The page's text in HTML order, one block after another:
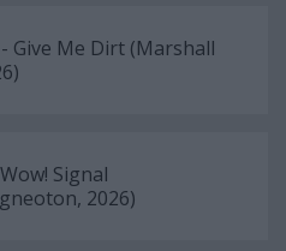
Give Me Dirt (Marshall
Signal
2026)